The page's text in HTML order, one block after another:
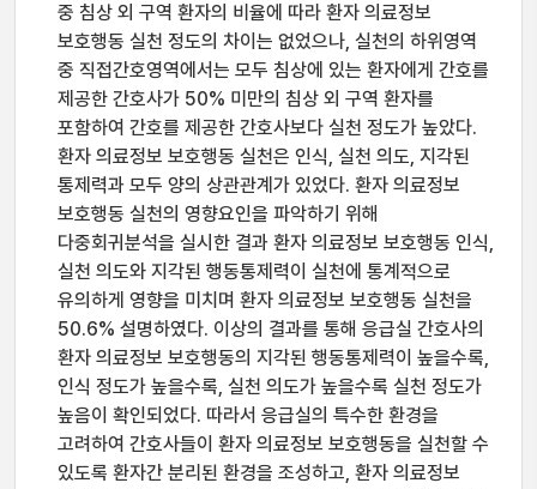
중 침상 외 구역 환자의 비율에 따라 환자 의료정보
보호행동 실천 정도의 차이는 없었으나, 실천의 하위영역
중 직접간호영역에서는 모두 침상에 있는 환자에게 간호를
제공한 간호사가 50% 미만의 침상 외 구역 환자를
포함하여 간호를 제공한 간호사보다 실천 정도가 높았다.
환자 의료정보 보호행동 실천은 인식, 실천 의도, 지각된
통제력과 모두 양의 상관관계가 있었다. 환자 의료정보
보호행동 실천의 영향요인을 파악하기 위해
다중회귀분석을 실시한 결과 환자 의료정보 보호행동 인식,
실천 의도와 지각된 행동통제력이 실천에 통계적으로
유의하게 영향을 미치며 환자 의료정보 보호행동 실천을
50.6% 설명하였다. 이상의 결과를 통해 응급실 간호사의
환자 의료정보 보호행동의 지각된 행동통제력이 높을수록,
인식 정도가 높을수록, 실천 의도가 높을수록 실천 정도가
높음이 확인되었다. 따라서 응급실의 특수한 환경을
고려하여 간호사들이 환자 의료정보 보호행동을 실천할 수
있도록 환자간 분리된 환경을 조성하고, 환자 의료정보